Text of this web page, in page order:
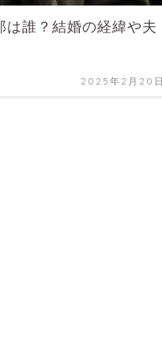
は誰？結婚の経緯や夫
2025年2月20